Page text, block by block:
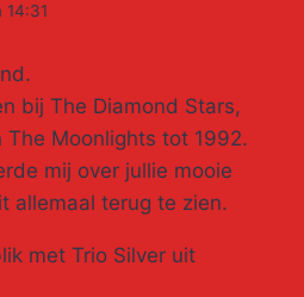
14:31
bij The Diamond Stars,
The Moonlights tot 1992.
mij over jullie mooie
allemaal terug te zien.
met Trio Silver uit